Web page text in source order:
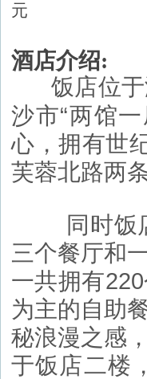
元
酒店介绍:
饭店位
沙市“两馆
心，拥有世
芙蓉北路两
同时饭店
三个餐厅和
一共拥有
为主的自助
秘浪漫之感
于饭店二楼